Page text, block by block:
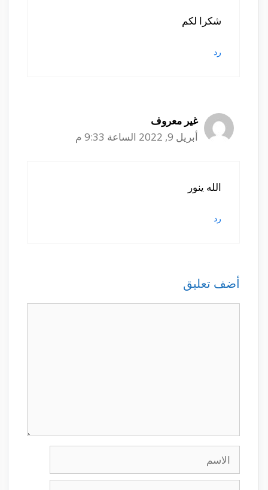
شكرا لكم
رد
غير معروف
أبريل 9, 2022 الساعة 9:33 م
الله ينور
رد
أضف تعليق
الاسم